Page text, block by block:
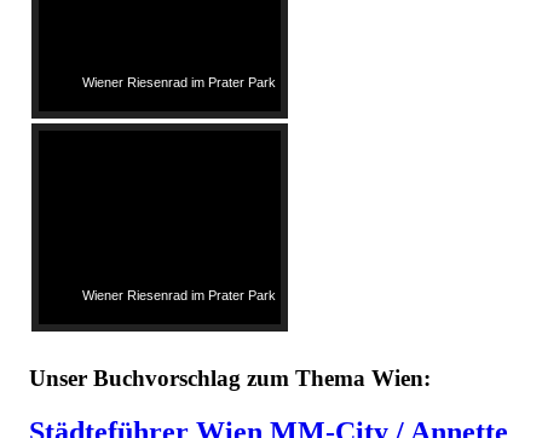
Wiener Riesenrad im Prater Park
Wiener Riesenrad im Prater Park
Unser Buchvorschlag zum Thema Wien: